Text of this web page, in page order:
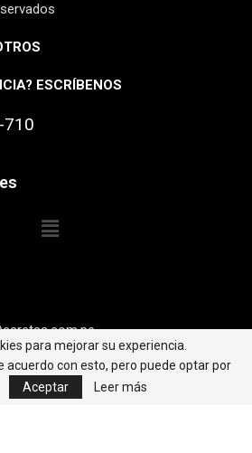
ESCRÍBENOS
710
para mejorar su experiencia.
acuerdo con esto, pero puede optar por
Aceptar Leer más